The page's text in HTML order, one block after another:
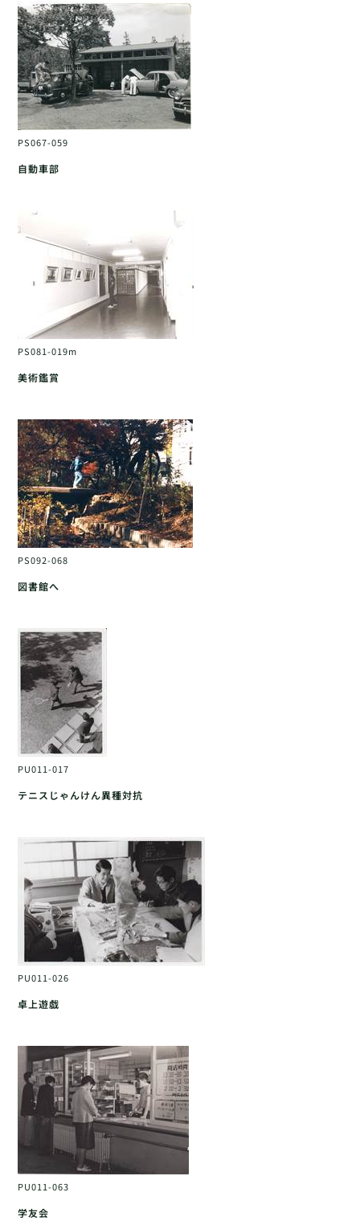
PS067-059
自動車部
PS081-019m
美術鑑賞
PS092-068
図書館へ
PU011-017
テニスじゃんけん異種対抗
PU011-026
卓上遊戯
PU011-063
学友会